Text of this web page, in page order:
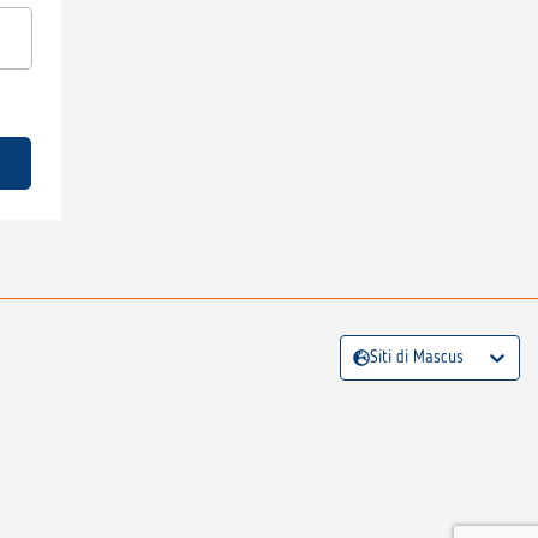
Siti di Mascus